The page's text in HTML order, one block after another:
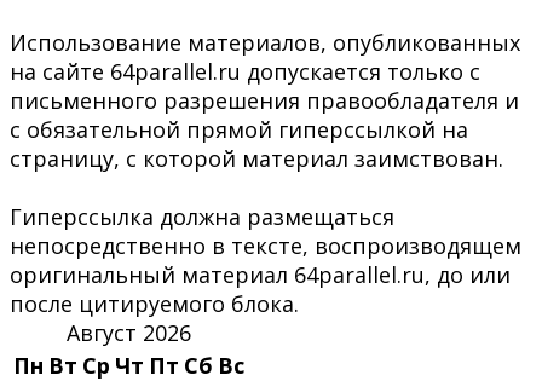
Использование материалов, опубликованных
на сайте 64parallel.ru допускается только с
письменного разрешения правообладателя и
с обязательной прямой гиперссылкой на
страницу, с которой материал заимствован.
Гиперссылка должна размещаться
непосредственно в тексте, воспроизводящем
оригинальный материал 64parallel.ru, до или
после цитируемого блока.
Август 2026
Пн Вт Ср Чт Пт Сб Вс